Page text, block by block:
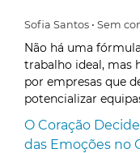
Sofia Santos Sem
Não há uma
trabalho ideal, mas
por empresas que
potencializar
O Coração
das Emoções no